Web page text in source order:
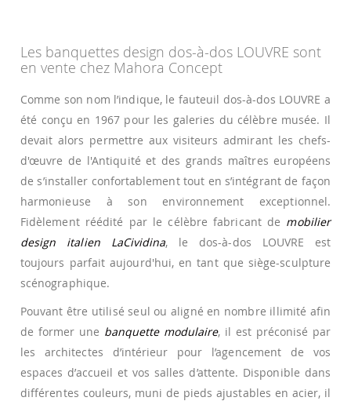
Les banquettes design dos-à-dos LOUVRE sont
en vente chez Mahora Concept
Comme son nom l’indique, le fauteuil dos-à-dos LOUVRE a
été conçu en 1967 pour les galeries du célèbre musée. Il
devait alors permettre aux visiteurs admirant les chefs-
d'œuvre de l'Antiquité et des grands maîtres européens
de s’installer confortablement tout en s’intégrant de façon
harmonieuse à son environnement exceptionnel.
Fidèlement réédité par le célèbre fabricant de mobilier
design italien LaCividina, le dos-à-dos LOUVRE est
toujours parfait aujourd'hui, en tant que siège-sculpture
scénographique.
Pouvant être utilisé seul ou aligné en nombre illimité afin
de former une banquette modulaire, il est préconisé par
les architectes d’intérieur pour l’agencement de vos
espaces d’accueil et vos salles d’attente. Disponible dans
différentes couleurs, muni de pieds ajustables en acier, il